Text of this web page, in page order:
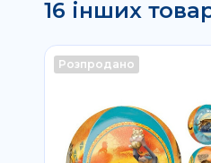
16 інших
Розпродано